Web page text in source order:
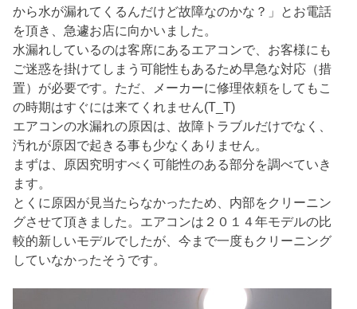
から水が漏れてくるんだけど故障なのかな？」とお電話
を頂き、急遽お店に向かいました。
水漏れしているのは客席にあるエアコンで、お客様にも
ご迷惑を掛けてしまう可能性もあるため早急な対応（措
置）が必要です。ただ、メーカーに修理依頼をしてもこ
の時期はすぐには来てくれません(T_T)
エアコンの水漏れの原因は、故障トラブルだけでなく、
汚れが原因で起きる事も少なくありません。
まずは、原因究明すべく可能性のある部分を調べていき
ます。
とくに原因が見当たらなかったため、内部をクリーニン
グさせて頂きました。エアコンは２０１４年モデルの比
較的新しいモデルでしたが、今まで一度もクリーニング
していなかったそうです。